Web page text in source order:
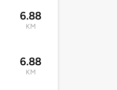
6.88
KM
6.88
KM